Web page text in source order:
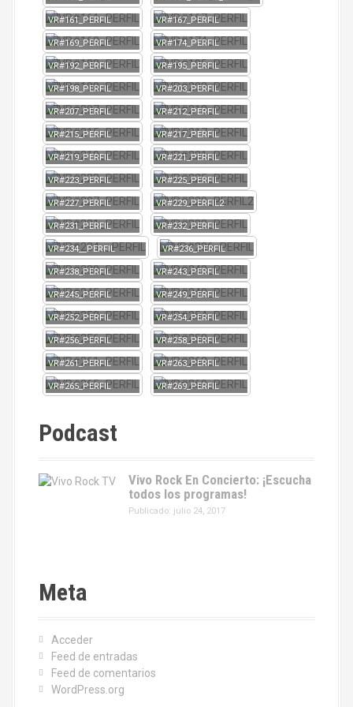
VR#161_PERFIL VR#167_PERFIL
VR#169_PERFIL VR#174_PERFIL
VR#192_PERFIL VR#195_PERFIL
VR#198_PERFIL VR#203_PERFIL
VR#207_PERFIL VR#212_PERFIL
VR#215_PERFIL VR#217_PERFIL
VR#219_PERFIL VR#221_PERFIL
VR#223_PERFIL VR#225_PERFIL
VR#227_PERFIL VR#229_PERFIL2
VR#231_PERFIL VR#232_PERFIL
VR#234__PERFIL VR#236_PERFIL
VR#238_PERFIL VR#243_PERFIL
VR#245_PERFIL VR#249_PERFIL
VR#252_PERFIL VR#254_PERFIL
VR#256_PERFIL VR#258_PERFIL
VR#261_PERFIL VR#263_PERFIL
VR#265_PERFIL VR#269_PERFIL
Podcast
Vivo Rock En Concierto: ¡Escucha
todos los programas!
Publicado: julio 24, 2017
Meta
Acceder
Feed de entradas
Feed de comentarios
WordPress.org